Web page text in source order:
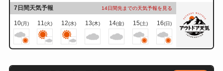
7日間天気予報 14日間先までの天気予報を見る
10(月) 11(火) 12(水) 13(木) 14(金) 15(土) 16(日)